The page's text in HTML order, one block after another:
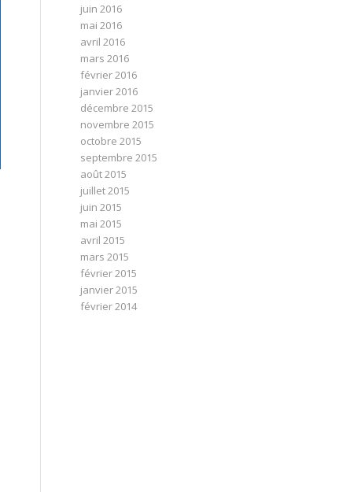
juin 2016
mai 2016
avril 2016
mars 2016
février 2016
janvier 2016
décembre 2015
novembre 2015
octobre 2015
septembre 2015
août 2015
juillet 2015
juin 2015
mai 2015
avril 2015
mars 2015
février 2015
janvier 2015
février 2014